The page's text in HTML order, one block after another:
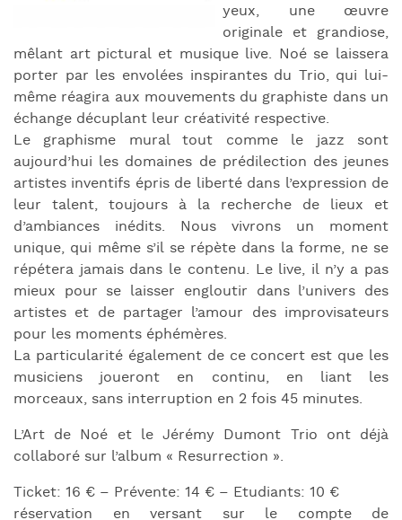
yeux, une œuvre
originale et grandiose,
mêlant art pictural et musique live. Noé se laissera
porter par les envolées inspirantes du Trio, qui lui-
même réagira aux mouvements du graphiste dans un
échange décuplant leur créativité respective.
Le graphisme mural tout comme le jazz sont
aujourd’hui les domaines de prédilection des jeunes
artistes inventifs épris de liberté dans l’expression de
leur talent, toujours à la recherche de lieux et
d’ambiances inédits. Nous vivrons un moment
unique, qui même s’il se répète dans la forme, ne se
répétera jamais dans le contenu. Le live, il n’y a pas
mieux pour se laisser engloutir dans l’univers des
artistes et de partager l’amour des improvisateurs
pour les moments éphémères.
La particularité également de ce concert est que les
musiciens joueront en continu, en liant les
morceaux, sans interruption en 2 fois 45 minutes.
L’Art de Noé et le Jérémy Dumont Trio ont déjà
collaboré sur l’album « Resurrection ».
Ticket: 16 € – Prévente: 14 € – Etudiants: 10 €
réservation en versant sur le compte de